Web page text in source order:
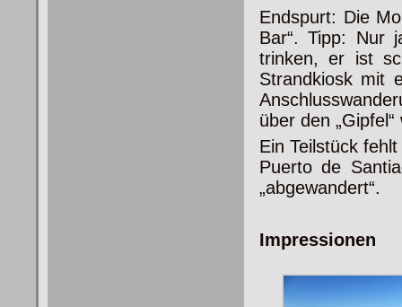
Endspurt: Die
Bar“. Tipp: Nur
trinken, er ist
Strandkiosk mit
über den
Ein Teilstück
Puerto de
„abgewandert“.
Impressionen